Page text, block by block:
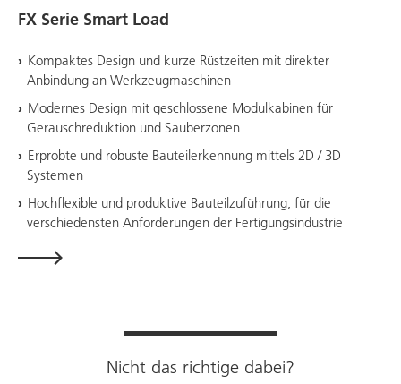
FX Serie Smart Load
Kompaktes Design und kurze Rüstzeiten mit direkter
Anbindung an Werkzeugmaschinen
Modernes Design mit geschlossene Modulkabinen für
Geräuschreduktion und Sauberzonen
Erprobte und robuste Bauteilerkennung mittels 2D / 3D
Systemen
Hochflexible und produktive Bauteilzuführung, für die
verschiedensten Anforderungen der Fertigungsindustrie
Nicht das richtige dabei?